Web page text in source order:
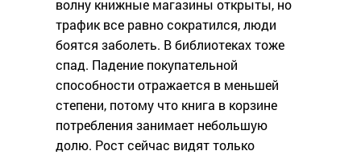
волну книжные магазины открыты, но
трафик все равно сократился, люди
боятся заболеть. В библиотеках тоже
спад. Падение покупательной
способности отражается в меньшей
степени, потому что книга в корзине
потребления занимает небольшую
долю. Рост сейчас видят только